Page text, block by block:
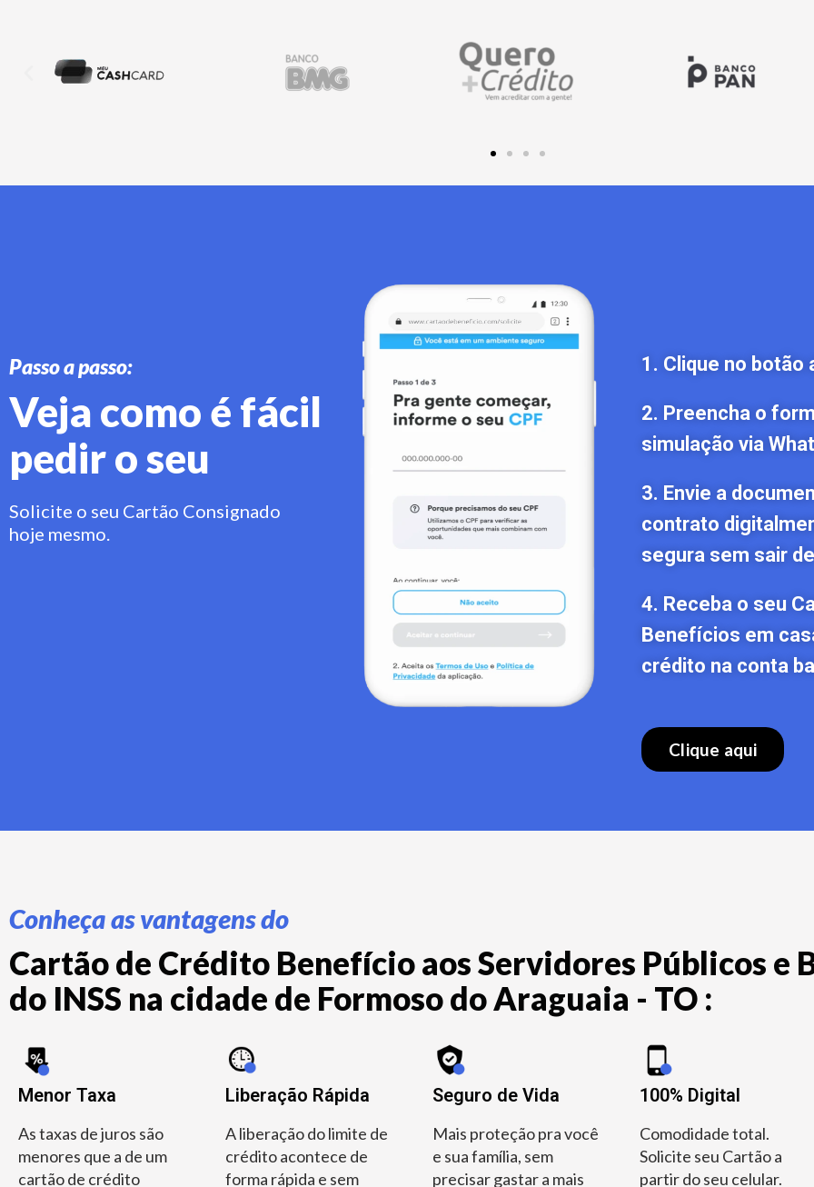
Passo a passo:
Veja como é fácil
pedir o seu
Solicite o seu Cartão Consignado
hoje mesmo.
1. Clique no botão
2. Preencha o
simulação via
3. Envie a
contrato
segura sem sair
4. Receba o seu
Benefícios em
crédito na conta
Clique aqui
Conheça as vantagens do
Cartão de Crédito Benefício aos Servidores Públicos e
do INSS na cidade de Formoso do Araguaia - TO :
Menor Taxa
As taxas de juros são
menores que a de um
cartão de crédito
Liberação Rápida
A liberação do limite de
crédito acontece de
forma rápida e sem
Seguro de Vida
Mais proteção pra você
e sua família, sem
precisar gastar a mais
100% Digital
Comodidade total.
Solicite seu Cartão a
partir do seu celular.